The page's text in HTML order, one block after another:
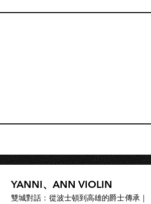
YANNI、ANN VIOLIN
雙城對話：從波士頓到高雄的爵士傳承｜